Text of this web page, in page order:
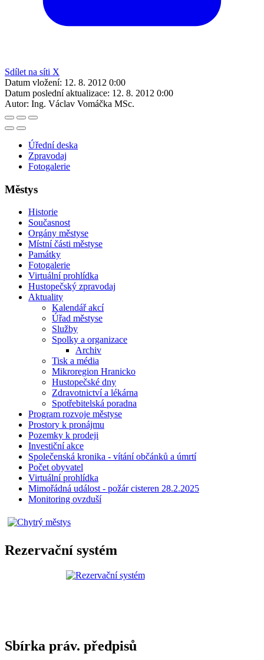
Sdílet na síti X
Datum vložení: 12. 8. 2012 0:00
Datum poslední aktualizace: 12. 8. 2012 0:00
Autor: Ing. Václav Vomáčka MSc.
Úřední deska
Zpravodaj
Fotogalerie
Městys
Historie
Současnost
Orgány městyse
Místní části městyse
Památky
Fotogalerie
Virtuální prohlídka
Hustopečský zpravodaj
Aktuality
Kalendář akcí
Úřad městyse
Služby
Spolky a organizace
Archiv
Tisk a média
Mikroregion Hranicko
Hustopečské dny
Zdravotnictví a lékárna
Spotřebitelská poradna
Program rozvoje městyse
Prostory k pronájmu
Pozemky k prodeji
Investiční akce
Společenská kronika - vítání občánků a úmrtí
Počet obyvatel
Virtuální prohlídka
Mimořádná událost - požár cisteren 28.2.2025
Monitoring ovzduší
Rezervační systém
Sbírka práv. předpisů